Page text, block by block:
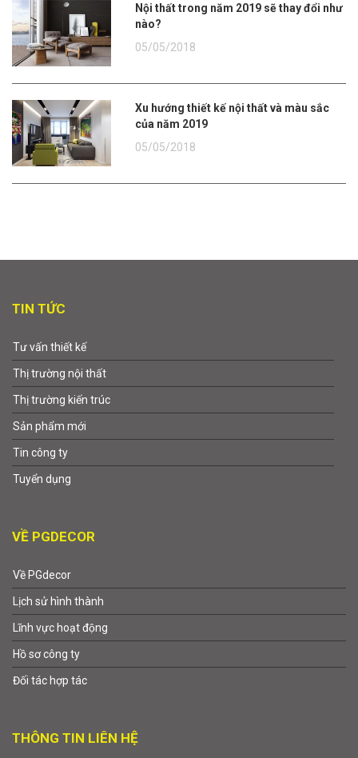
Nội thất trong năm 2019 sẽ thay đổi như
nào?
05/05/2018
Xu hướng thiết kế nội thất và màu sắc
của năm 2019
05/05/2018
TIN TỨC
Tư vấn thiết kế
Thị trường nội thất
Thị trường kiến trúc
Sản phẩm mới
Tin công ty
Tuyển dụng
VỀ PGDECOR
Về PGdecor
Lịch sử hình thành
Lĩnh vực hoạt động
Hồ sơ công ty
Đối tác hợp tác
THÔNG TIN LIÊN HỆ